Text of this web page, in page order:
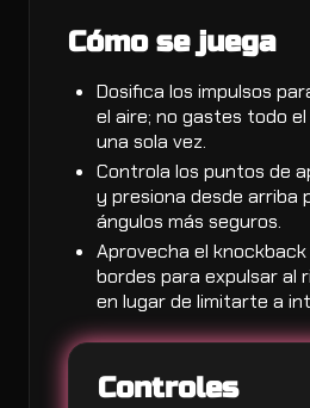
Cómo se juega
Dosifica los impulsos
el aire; no gastes todo
una sola vez.
Controla los puntos de
y presiona desde arriba
ángulos más seguros.
Aprovecha el
bordes para expulsar al
en lugar de limitarte a
Controles